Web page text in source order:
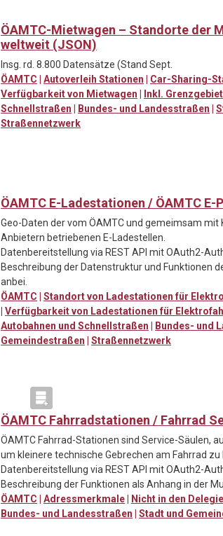
ÖAMTC-Mietwagen – Standorte der
weltweit (JSON)
Insg. rd. 8.800 Datensätze (Stand Sept.
ÖAMTC | Autoverleih Stationen | Car-Sharing-
Verfügbarkeit von Mietwagen | Inkl. Grenzgebiet
Schnellstraßen | Bundes- und Landesstraßen |
Straßennetzwerk
ÖAMTC E-Ladestationen / ÖAMTC
Geo-Daten der vom ÖAMTC und gemeimsam
Anbietern betriebenen E-Ladestellen.
Datenbereitstellung via REST API mit OAuth2-
Beschreibung der Datenstruktur und Funktionen
anbei.
ÖAMTC | Standort von Ladestationen für
| Verfügbarkeit von Ladestationen für
Autobahnen und Schnellstraßen | Bundes- und
Gemeindestraßen | Straßennetzwerk
ÖAMTC Fahrradstationen / Fahrrad
ÖAMTC Fahrrad-Stationen sind Service-Säulen,
um kleinere technische Gebrechen am Fahrrad zu
Datenbereitstellung via REST API mit OAuth2-
Beschreibung der Funktionen als Anhang in der
ÖAMTC | Adressmerkmale| Nicht in den
Bundes- und Landesstraßen | Stadt und